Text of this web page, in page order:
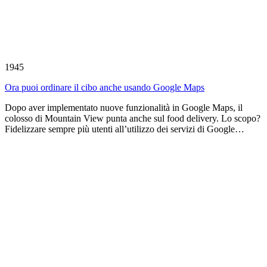
1945
Ora puoi ordinare il cibo anche usando Google Maps
Dopo aver implementato nuove funzionalità in Google Maps, il
colosso di Mountain View punta anche sul food delivery. Lo scopo?
Fidelizzare sempre più utenti all’utilizzo dei servizi di Google…